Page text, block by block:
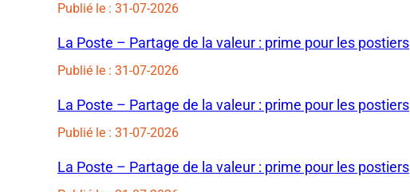
Publié le : 31-07-2026
La Poste – Partage de la valeur : prime pour les postiers
Publié le : 31-07-2026
La Poste – Partage de la valeur : prime pour les postiers
Publié le : 31-07-2026
La Poste – Partage de la valeur : prime pour les postiers